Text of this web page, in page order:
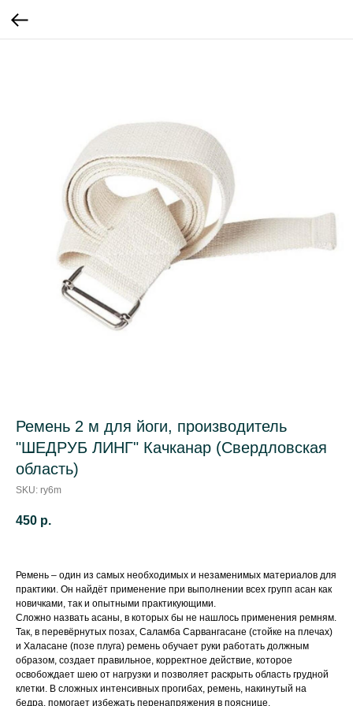
Ремень 2 м для йоги, производитель
"ШЕДРУБ ЛИНГ" Качканар (Свердловская
область)
SKU: ry6m
450 р.
Ремень – один из самых необходимых и незаменимых материалов для
практики. Он найдёт применение при выполнении всех групп асан как
новичками, так и опытными практикующими.
Сложно назвать асаны, в которых бы не нашлось применения ремням.
Так, в перевёрнутых позах, Саламба Сарвангасане (стойке на плечах)
и Халасане (позе плуга) ремень обучает руки работать должным
образом, создает правильное, корректное действие, которое
освобождает шею от нагрузки и позволяет раскрыть область грудной
клетки. В сложных интенсивных прогибах, ремень, накинутый на
бедра, помогает избежать перенапряжения в пояснице.